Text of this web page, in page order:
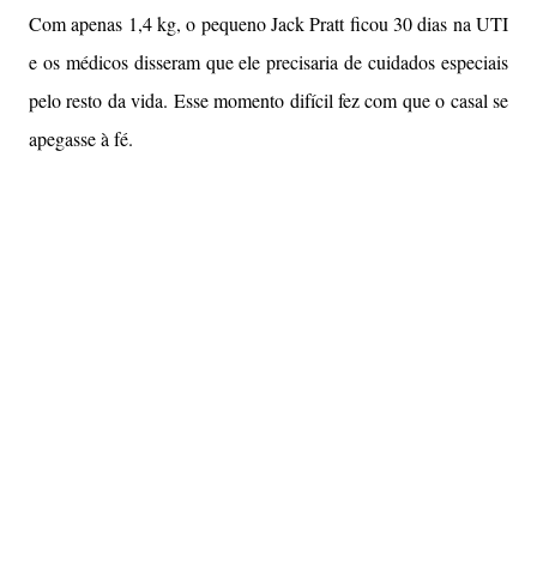
Com apenas 1,4 kg, o pequeno Jack Pratt ficou 30 dias na UTI
e os médicos disseram que ele precisaria de cuidados especiais
pelo resto da vida. Esse momento difícil fez com que o casal se
apegasse à fé.